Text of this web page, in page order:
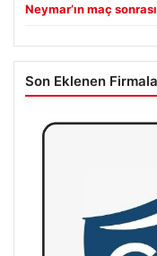
Neymar’ın maç
Son Eklenen